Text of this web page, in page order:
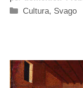
Categorie
Cultura, Svago